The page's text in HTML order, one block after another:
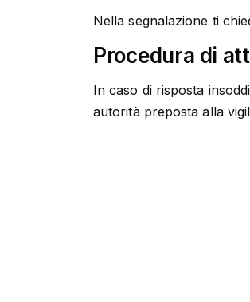
Nella segnalazione ti
Procedura di
In caso di risposta
autorità preposta alla